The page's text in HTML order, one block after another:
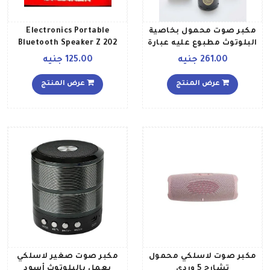
مكبر صوت محمول بخاصية
البلوتوث مطبوع عليه عبارة
القرآن الكريم أسود
261.00 جنيه
عرض المنتج
Electronics Portable
Bluetooth Speaker Z 202
Black
125.00 جنيه
عرض المنتج
مكبر صوت لاسلكي محمول
مكبر صوت صغير لاسلكي